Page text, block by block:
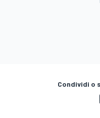
Condividi o